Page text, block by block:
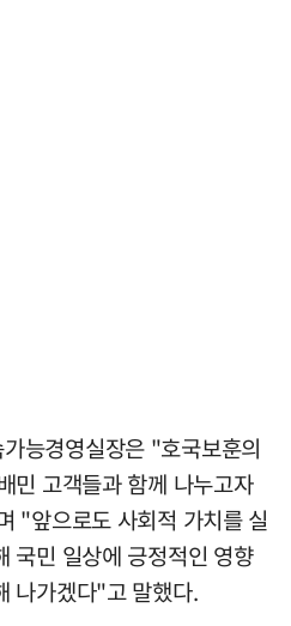
능경영실장은 "호국보훈의
민 고객들과 함께 나누고자
"앞으로도 사회적 가치를 실
국민 일상에 긍정적인 영향
나가겠다"고 말했다.